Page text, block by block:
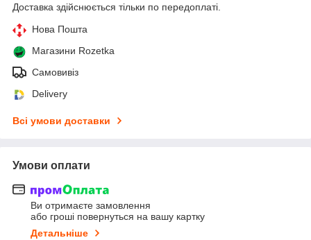
Доставка здійснюється тільки по передоплаті.
Нова Пошта
Магазини Rozetka
Самовивіз
Delivery
Всі умови доставки
Умови оплати
Ви отримаєте замовлення
або гроші повернуться на вашу картку
Детальніше